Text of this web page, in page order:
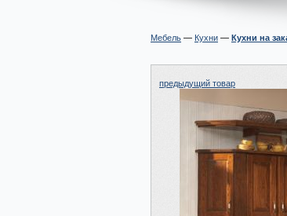
Мебель— Кухни— Кухни на
предыдущий товар